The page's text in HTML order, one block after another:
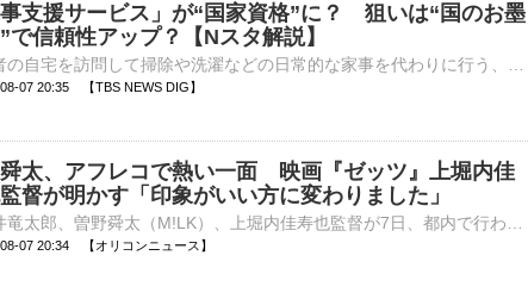
事支援サービス」が“国家資格”に？ 狙いは“国のお墨
で信頼性アップ？【Nスタ解説】
07 20:35 【TBS NEWS DIG】
太、アフレコで熱い一面 映画『ゼッツ』上堀内佳
督が明かす「印象がいい方に変わりました」
07 20:34 【オリコンニュース】